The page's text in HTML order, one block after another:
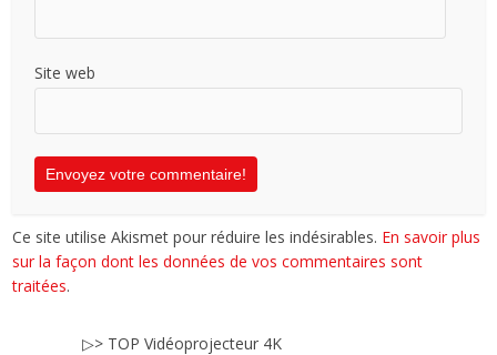
Site web
Ce site utilise Akismet pour réduire les indésirables. En savoir plus
sur la façon dont les données de vos commentaires sont
traitées.
▷> TOP Vidéoprojecteur 4K